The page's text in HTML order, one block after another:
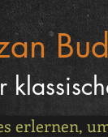
erlernen,